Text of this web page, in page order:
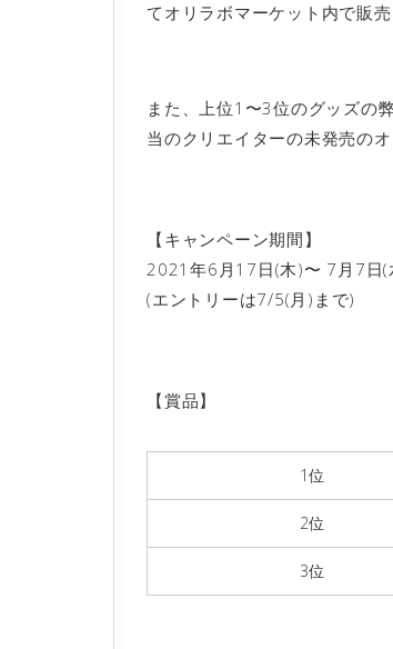
てオリラボマーケット内で販
また、上位1〜3位のグッズの
当のクリエイターの未発売の
【キャンペーン期間】
2021年6月17日(木)〜 7月7日
(エントリーは7/5(月)まで)
【賞品】
1位
2位
3位